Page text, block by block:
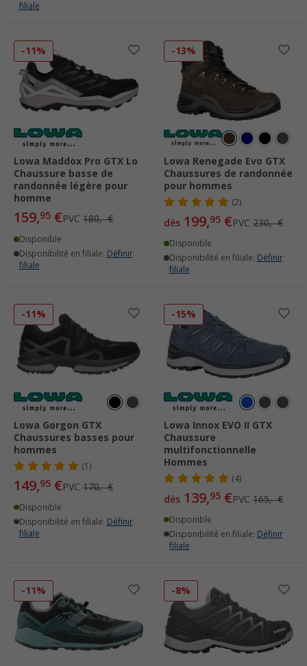
filiale
-11%
Lowa Maddox Pro GTX Lo
Chaussure basse de
randonnée légère pour
homme
159,95 €PVC 180,- €
Disponible
Disponibilité en filiale: Définir
filiale
-13%
Lowa Renegade Evo GTX
Chaussures de randonnée
pour hommes
(2)
dès 199,95 €PVC 230,- €
Disponible
Disponibilité en filiale: Définir
filiale
-11%
Lowa Gorgon GTX
Chaussures basses pour
hommes
(1)
149,95 €PVC 170,- €
Disponible
Disponibilité en filiale: Définir
filiale
-15%
Lowa Innox EVO II GTX
Chaussure
multifonctionnelle
Hommes
(4)
dès 139,95 €PVC 165,- €
Disponible
Disponibilité en filiale: Définir
filiale
-11% -8%